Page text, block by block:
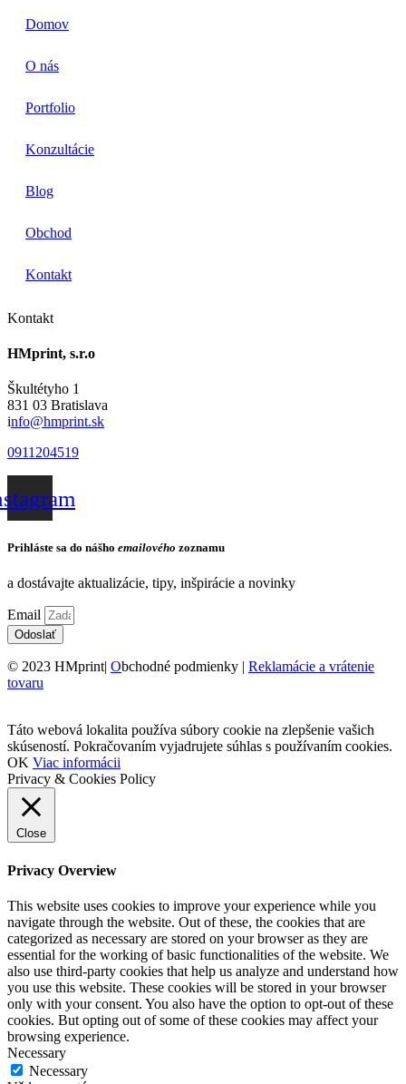
Domov
O nás
Portfolio
Konzultácie
Blog
Obchod
Kontakt
Kontakt
HMprint, s.r.o
Škultétyho 1
831 03 Bratislava
info@hmprint.sk
0911204519
Prihláste sa do nášho emailového zoznamu
a dostávajte aktualizácie, tipy, inšpirácie a novinky
Email
Odoslať
© 2023 HMprint| Obchodné podmienky | Reklamácie a vrátenie
tovaru
Táto webová lokalita používa súbory cookie na zlepšenie vašich
skúseností. Pokračovaním vyjadrujete súhlas s používaním cookies.
OK Viac informácii
Privacy & Cookies Policy
Close
Privacy Overview
This website uses cookies to improve your experience while you
navigate through the website. Out of these, the cookies that are
categorized as necessary are stored on your browser as they are
essential for the working of basic functionalities of the website. We
also use third-party cookies that help us analyze and understand how
you use this website. These cookies will be stored in your browser
only with your consent. You also have the option to opt-out of these
cookies. But opting out of some of these cookies may affect your
browsing experience.
Necessary
Necessary